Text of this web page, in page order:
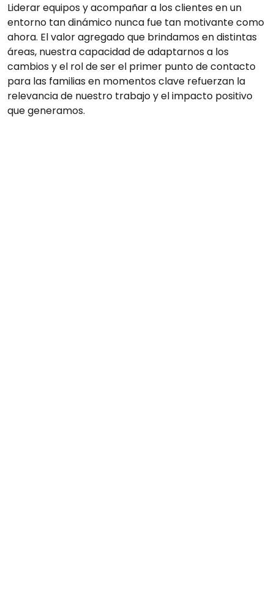
Liderar equipos y acompañar a los clientes en un
entorno tan dinámico nunca fue tan motivante como
ahora. El valor agregado que brindamos en distintas
áreas, nuestra capacidad de adaptarnos a los
cambios y el rol de ser el primer punto de contacto
para las familias en momentos clave refuerzan la
relevancia de nuestro trabajo y el impacto positivo
que generamos.